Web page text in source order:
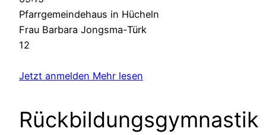
Pfarrgemeindehaus in Hücheln
Frau Barbara Jongsma-Türk
12
Jetzt anmelden Mehr lesen
Rückbildungsgymnastik